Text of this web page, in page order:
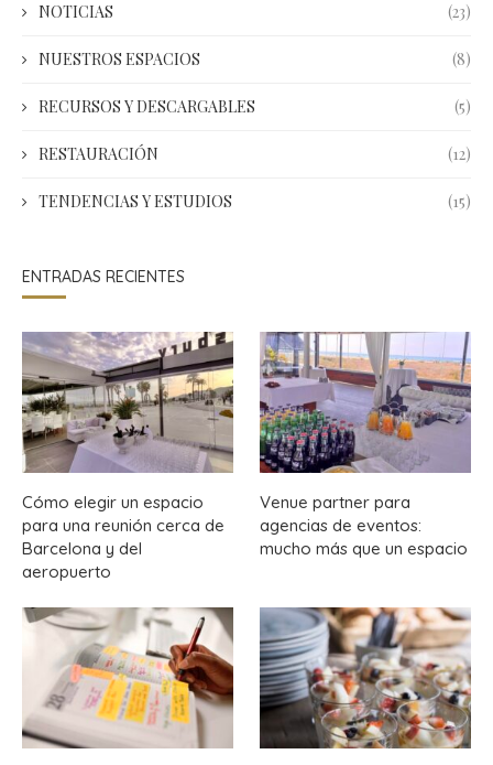
NOTICIAS (23)
NUESTROS ESPACIOS (8)
RECURSOS Y DESCARGABLES (5)
RESTAURACIÓN (12)
TENDENCIAS Y ESTUDIOS (15)
ENTRADAS RECIENTES
Cómo elegir un espacio
para una reunión cerca de
Barcelona y del
aeropuerto
Venue partner para
agencias de eventos:
mucho más que un espacio